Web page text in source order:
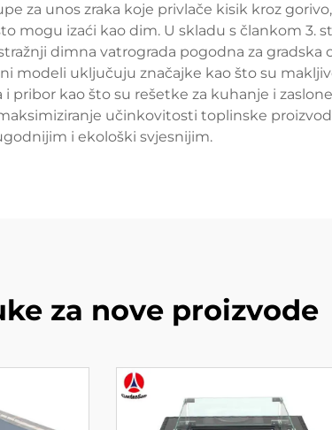
za unos zraka koje privlače kisik kroz
mogu izaći kao dim. U skladu s člankom 3.
dimna vatrograda pogodna za
modeli uključuju značajke kao što su
kao što su rešetke za kuhanje i
učinkovitosti toplinske
i ekološki svjesnijim.
za nove proizvode